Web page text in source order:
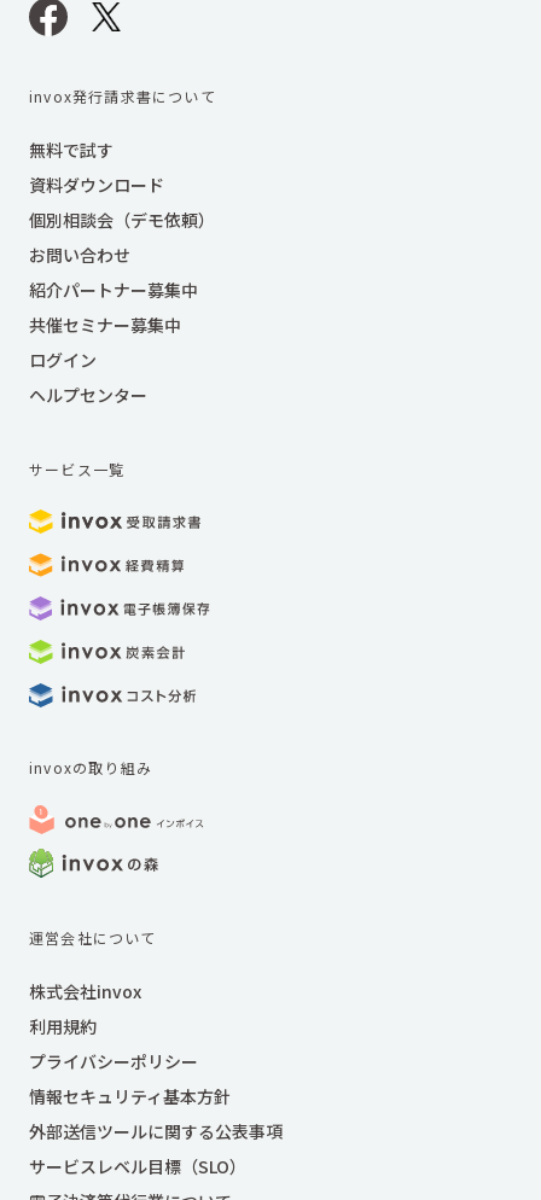
invox発行請求書について
無料で試す
資料ダウンロード
個別相談会（デモ依頼）
お問い合わせ
紹介パートナー募集中
共催セミナー募集中
ログイン
ヘルプセンター
サービス一覧
invoxの取り組み
運営会社について
株式会社invox
利用規約
プライバシーポリシー
情報セキュリティ基本方針
外部送信ツールに関する公表事項
サービスレベル目標（SLO）